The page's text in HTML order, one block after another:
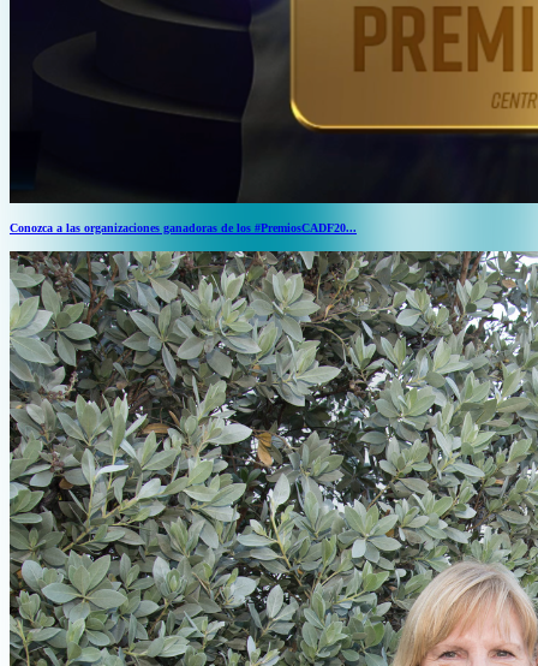
Conozca a las organizaciones ganadoras de los #PremiosCADF20...